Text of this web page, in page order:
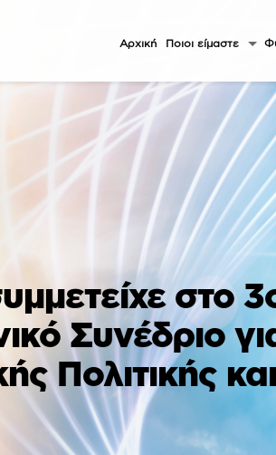
Αρχική Ποιοι είμαστε
στο
Συνέδριο
Πολιτικής